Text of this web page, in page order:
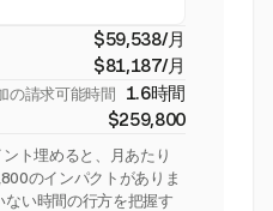
$59,538/月
$81,187/月
の請求可能時間 1.6時間
$259,800
ト埋めると、月あたり
のインパクトがありま
い時間の行方を把握す